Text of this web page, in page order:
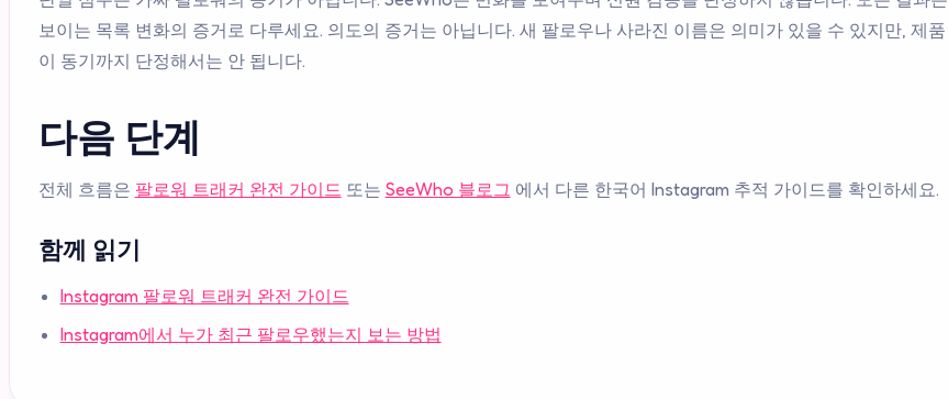
보이는 목록 변화의 증거로 다루세요. 의도의 증거는 아닙니다. 새 팔로우나 사라진 이름은 의미가 있을 수 있지만, 제품
이 동기까지 단정해서는 안 됩니다.
다음 단계
전체 흐름은 팔로워 트래커 완전 가이드 또는 SeeWho 블로그 에서 다른 한국어 Instagram 추적 가이드를 확인하세요.
함께 읽기
Instagram 팔로워 트래커 완전 가이드
Instagram에서 누가 최근 팔로우했는지 보는 방법